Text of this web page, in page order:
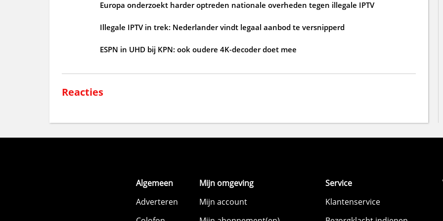
Europa onderzoekt harder optreden nationale overheden tegen illegale IPTV
Illegale IPTV in trek: Nederlander vindt legaal aanbod te versnipperd
ESPN in UHD bij KPN: ook oudere 4K-decoder doet mee
Reacties
Algemeen
Adverteren
Mijn omgeving
Mijn account
Service
Klantenservice